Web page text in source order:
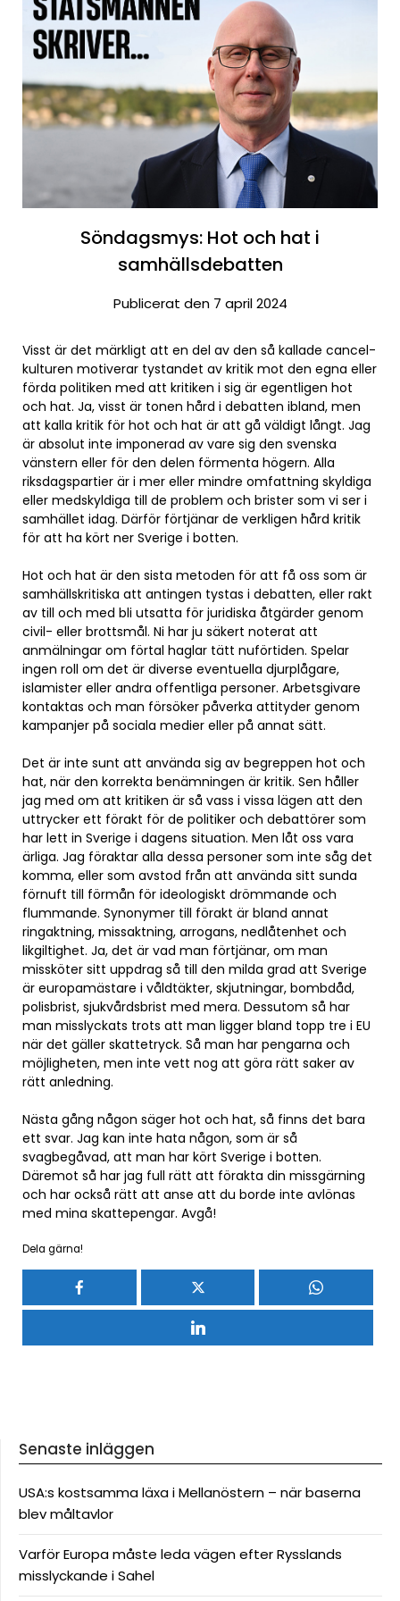
Söndagsmys: Hot och hat i
samhällsdebatten
Publicerat den 7 april 2024
Visst är det märkligt att en del av den så kallade cancel-
kulturen motiverar tystandet av kritik mot den egna eller
förda politiken med att kritiken i sig är egentligen hot
och hat. Ja, visst är tonen hård i debatten ibland, men
att kalla kritik för hot och hat är att gå väldigt långt. Jag
är absolut inte imponerad av vare sig den svenska
vänstern eller för den delen förmenta högern. Alla
riksdagspartier är i mer eller mindre omfattning skyldiga
eller medskyldiga till de problem och brister som vi ser i
samhället idag. Därför förtjänar de verkligen hård kritik
för att ha kört ner Sverige i botten.
Hot och hat är den sista metoden för att få oss som är
samhällskritiska att antingen tystas i debatten, eller rakt
av till och med bli utsatta för juridiska åtgärder genom
civil- eller brottsmål. Ni har ju säkert noterat att
anmälningar om förtal haglar tätt nuförtiden. Spelar
ingen roll om det är diverse eventuella djurplågare,
islamister eller andra offentliga personer. Arbetsgivare
kontaktas och man försöker påverka attityder genom
kampanjer på sociala medier eller på annat sätt.
Det är inte sunt att använda sig av begreppen hot och
hat, när den korrekta benämningen är kritik. Sen håller
jag med om att kritiken är så vass i vissa lägen att den
uttrycker ett förakt för de politiker och debattörer som
har lett in Sverige i dagens situation. Men låt oss vara
ärliga. Jag föraktar alla dessa personer som inte såg det
komma, eller som avstod från att använda sitt sunda
förnuft till förmån för ideologiskt drömmande och
flummande. Synonymer till förakt är bland annat
ringaktning, missaktning, arrogans, nedlåtenhet och
likgiltighet. Ja, det är vad man förtjänar, om man
missköter sitt uppdrag så till den milda grad att Sverige
är europamästare i våldtäkter, skjutningar, bombdåd,
polisbrist, sjukvårdsbrist med mera. Dessutom så har
man misslyckats trots att man ligger bland topp tre i EU
när det gäller skattetryck. Så man har pengarna och
möjligheten, men inte vett nog att göra rätt saker av
rätt anledning.
Nästa gång någon säger hot och hat, så finns det bara
ett svar. Jag kan inte hata någon, som är så
svagbegåvad, att man har kört Sverige i botten.
Däremot så har jag full rätt att förakta din missgärning
och har också rätt att anse att du borde inte avlönas
med mina skattepengar. Avgå!
Dela gärna!
Senaste inläggen
USA:s kostsamma läxa i Mellanöstern – när baserna
blev måltavlor
Varför Europa måste leda vägen efter Rysslands
misslyckande i Sahel